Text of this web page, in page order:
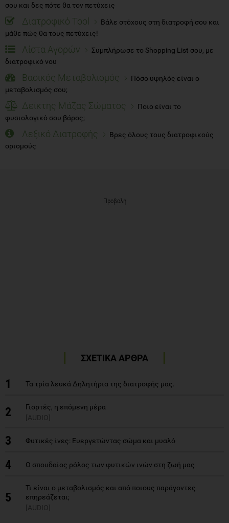
σου και δες πότε θα τον πετύχεις
Διατροφικό Tool
Βάλε στόχους στη διατροφή σου και
μάθε πώς θα τους πετύχεις!
Λίστα Αγορών
Συμπλήρωσε το Shopping List σου, με
διατροφικό νου
Βασικός Μεταβολισμός
Πόσο υψηλός είναι ο
μεταβολισμός σου;
Δείκτης Μάζας Σώματος
Ποιο είναι το
φυσιολογικό σου βάρος;
Λεξικό Διατροφής
Βρες όλους τους διατροφικούς
ορισμούς
Προβολή
ΣΧΕΤΙΚΑ ΑΡΘΡΑ
1 Τα τρία λευκά Δηλητήρια της διατροφής μας.
2
Γιορτές, η επόμενη μέρα
[AUDIO]
3 Φυτικές ίνες: Ευεργετώντας σώμα και μυαλό
4 Ο σπουδαίος ρόλος των φυτικών ινών στη ζωή μας
5
Τι είναι ο μεταβολισμός και από ποιους παράγοντες
επηρεάζεται;
[AUDIO]